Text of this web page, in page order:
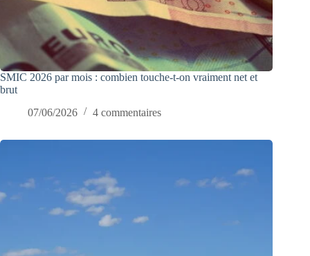
SMIC 2026 par mois : combien touche-t-on vraiment net et
brut
07/06/2026
4 commentaires